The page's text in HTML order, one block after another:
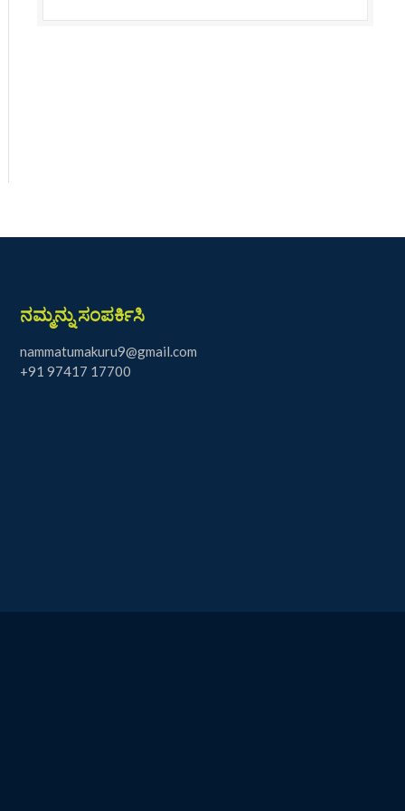
ನಮ್ಮನ್ನು ಸಂಪರ್ಕಿಸಿ
nammatumakuru9@gmail.com
+91 97417 17700